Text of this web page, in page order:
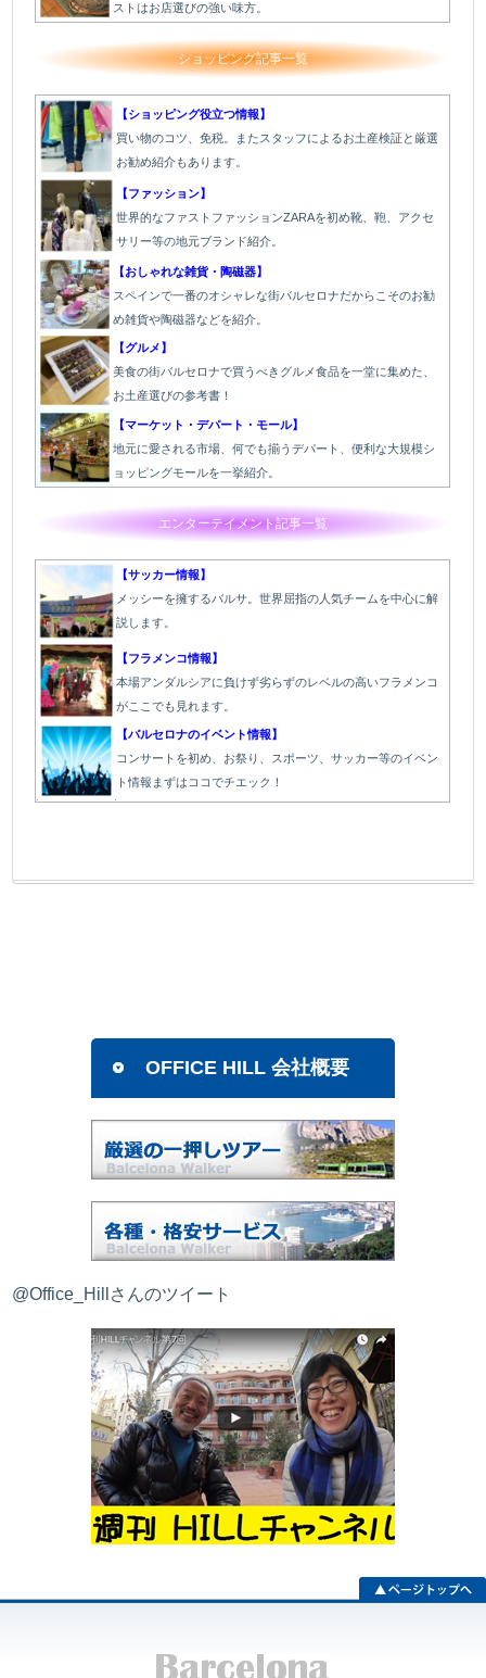
ストはお店選びの強い味方。
ショッピング記事一覧
【ショッピング役立つ情報】
買い物のコツ、免税。またスタッフによるお土産検証と厳選
お勧め紹介もあります。
【ファッション】
世界的なファストファッションZARAを初め靴、鞄、アクセ
サリー等の地元ブランド紹介。
【おしゃれな雑貨・陶磁器】
スペインで一番のオシャレな街バルセロナだからこそのお勧
め雑貨や陶磁器などを紹介。
【グルメ】
美食の街バルセロナで買うべきグルメ食品を一堂に集めた、
お土産選びの参考書！
【マーケット・デパート・モール】
地元に愛される市場、何でも揃うデパート、便利な大規模シ
ョッピングモールを一挙紹介。
エンターテイメント記事一覧
【サッカー情報】
メッシーを擁するバルサ。世界屈指の人気チームを中心に解
説します。
【フラメンコ情報】
本場アンダルシアに負けず劣らずのレベルの高いフラメンコ
がここでも見れます。
【バルセロナのイベント情報】
コンサートを初め、お祭り、スポーツ、サッカー等のイベン
ト情報まずはココでチエック！
OFFICE HILL 会社概要
@Office_Hillさんのツイート